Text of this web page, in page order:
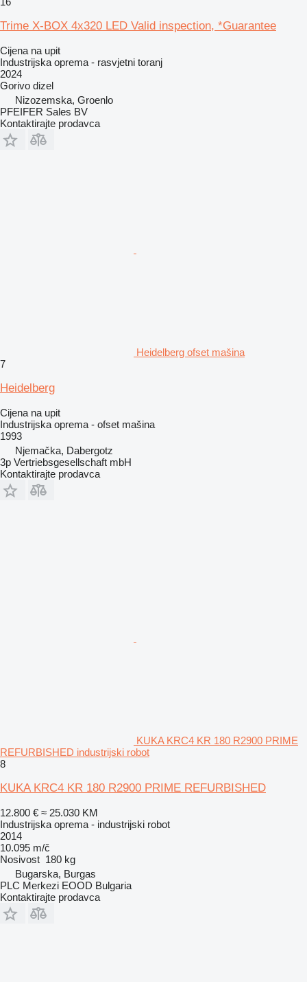
Trime X-BOX 4x320 LED Valid inspection, *Guarantee
Cijena na upit
Industrijska oprema - rasvjetni toranj
2024
Gorivo dizel
Nizozemska, Groenlo
PFEIFER Sales BV
Kontaktirajte prodavca
Heidelberg ofset mašina
7
Heidelberg
Cijena na upit
Industrijska oprema - ofset mašina
1993
Njemačka, Dabergotz
3p Vertriebsgesellschaft mbH
Kontaktirajte prodavca
KUKA KRC4 KR 180 R2900 PRIME
REFURBISHED industrijski robot
8
KUKA KRC4 KR 180 R2900 PRIME REFURBISHED
12.800 € ≈ 25.030 KM
Industrijska oprema - industrijski robot
2014
10.095 m/č
Nosivost 180 kg
Bugarska, Burgas
PLC Merkezi EOOD Bulgaria
Kontaktirajte prodavca